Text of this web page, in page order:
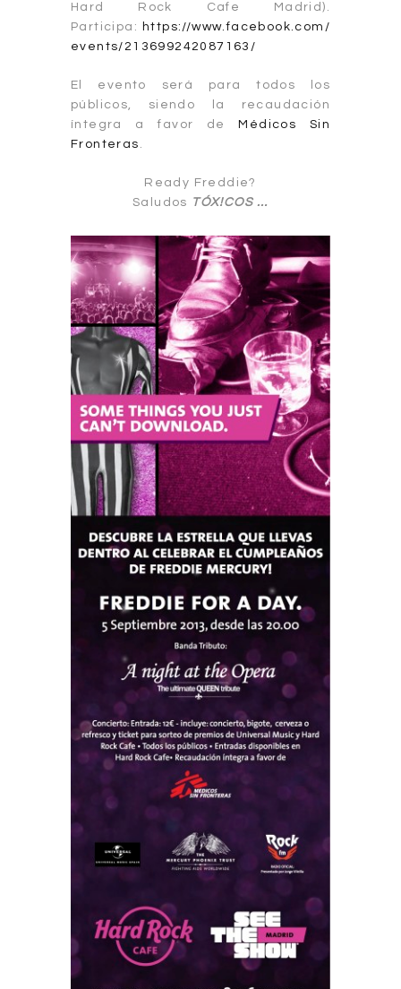
Hard Rock Cafe Madrid).
Participa:
https://www.facebook.com/
events/213699242087163/
El evento será para todos los
públicos, siendo la recaudación
íntegra a favor de
Médicos Sin
Fronteras .
Ready Freddie?
Saludos TÓX!COS …